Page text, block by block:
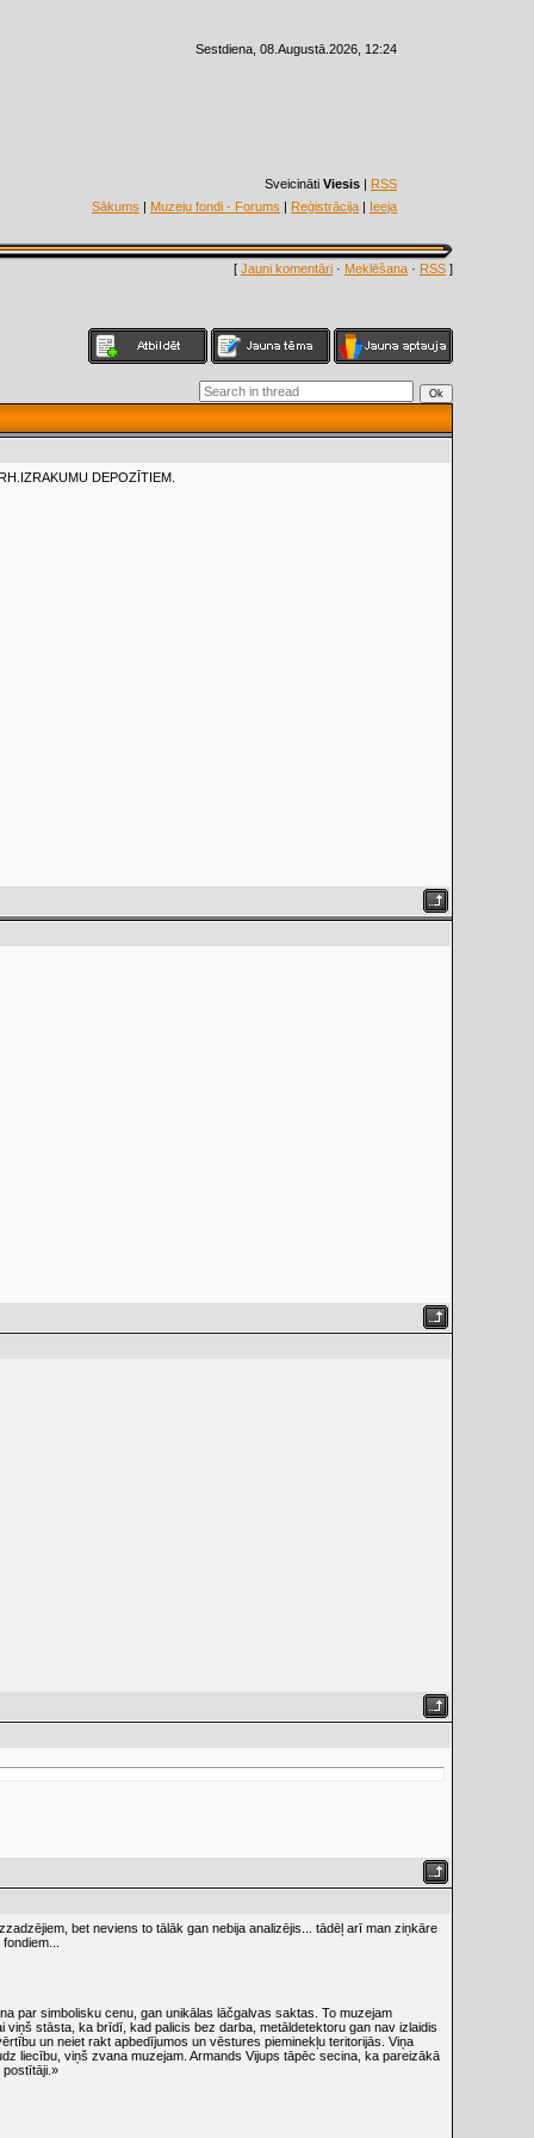
Sestdiena, 08.Augustā.2026, 12:24
Sveicināti Viesis | RSS
Sākums | Muzeju fondi - Forums | Reģistrācija | Ieeja
[ Jauni komentāri · Meklēšana · RSS ]
DEPOZĪTIEM.
bet neviens to tālāk gan nebija analizējis... tādēļ arī man ziņkāre
par simbolisku cenu, gan unikālas lāčgalvas saktas. To muzejam
stāsta, ka brīdī, kad palicis bez darba, metāldetektoru gan nav izlaidis
un neiet rakt apbedījumos un vēstures pieminekļu teritorijās. Viņa
liecību, viņš zvana muzejam. Armands Vijups tāpēc secina, ka pareizākā
postītāji.»